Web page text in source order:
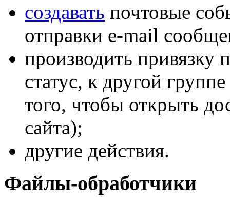
создавать почтовые
отправки e-mail
производить привязку
статус, к другой
того, чтобы открыть
сайта);
другие действия.
Файлы-обработчики